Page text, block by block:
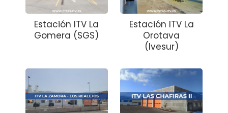
Estación ITV La
Gomera (SGS)
Estación ITV La
Orotava
(Ivesur)